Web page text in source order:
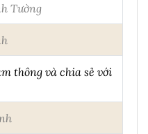
Tường
thông và chia sẻ với